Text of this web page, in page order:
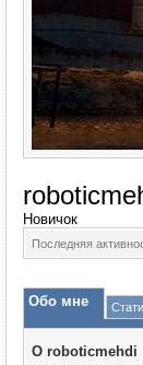
Новичок
Последняя
Обо мне
О roboticmehdi